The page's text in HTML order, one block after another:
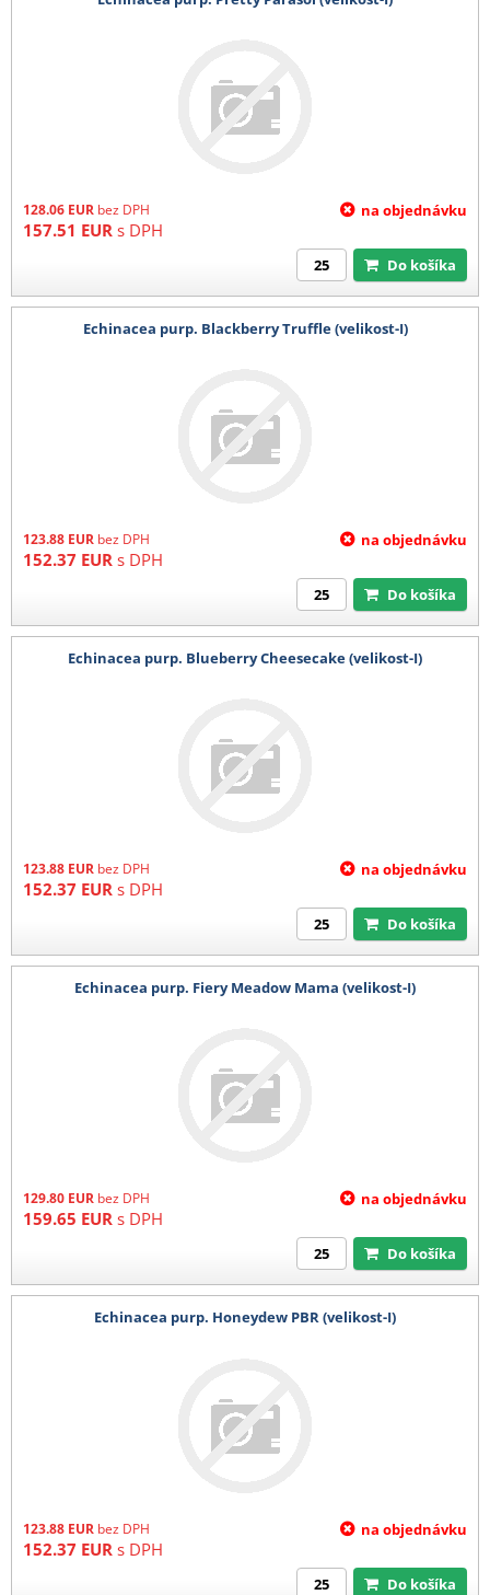
128.06 EUR bez DPH
157.51 EUR s DPH
na objednávku
Do košíka
Echinacea purp. Blackberry Truffle (velikost-I)
123.88 EUR bez DPH
152.37 EUR s DPH
na objednávku
Do košíka
Echinacea purp. Blueberry Cheesecake (velikost-I)
123.88 EUR bez DPH
152.37 EUR s DPH
na objednávku
Do košíka
Echinacea purp. Fiery Meadow Mama (velikost-I)
129.80 EUR bez DPH
159.65 EUR s DPH
na objednávku
Do košíka
Echinacea purp. Honeydew PBR (velikost-I)
123.88 EUR bez DPH
152.37 EUR s DPH
na objednávku
Do košíka